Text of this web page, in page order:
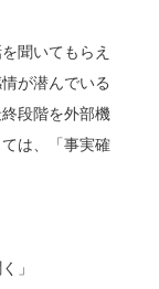
聞いてもらえ
が潜んでいる
段階を外部機
は、「事実確
」